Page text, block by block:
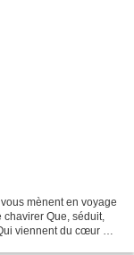
mènent en voyage
chavirer Que, séduit,
viennent du cœur Qui